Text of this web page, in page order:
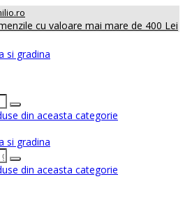
cu valoare mai mare de 400 Lei
din aceasta categorie
din aceasta categorie